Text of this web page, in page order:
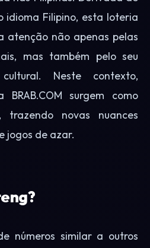
idioma Filipino, esta loteria
atenção não apenas pelas
mas também pelo seu
Neste contexto,
surgem como
trazendo novas nuances
jogos de azar.
números similar a outros